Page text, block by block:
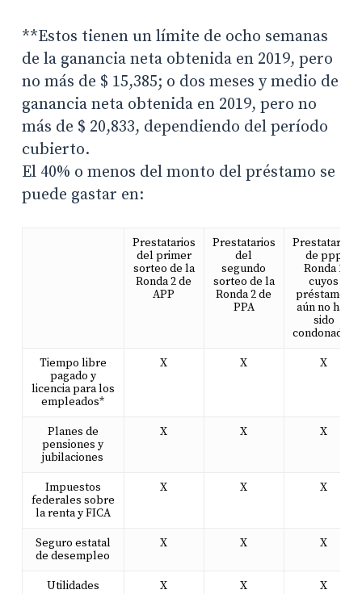
**Estos tienen un límite de ocho semanas
de la ganancia neta obtenida en 2019, pero
no más de $ 15,385; o dos meses y medio de
ganancia neta obtenida en 2019, pero no
más de $ 20,833, dependiendo del período
cubierto.
El 40% o menos del monto del préstamo se
puede gastar en:
Prestatarios
del primer
sorteo de la
Ronda 2 de
APP
Prestatarios
del
segundo
sorteo de la
Ronda 2 de
PPA
Prestatarios
de ppp
Ronda 1
cuyos
préstamos
aún no han
sido
condonados
Tiempo libre
pagado y
licencia para los
empleados*
X X X
Planes de
pensiones y
jubilaciones
X X X
Impuestos
federales sobre
la renta y FICA
X X X
Seguro estatal
de desempleo
X X X
Utilidades X X X